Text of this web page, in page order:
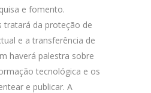
e fomento.
tratará da proteção de
e a transferência de
haverá palestra sobre
tecnológica e os
e publicar. A